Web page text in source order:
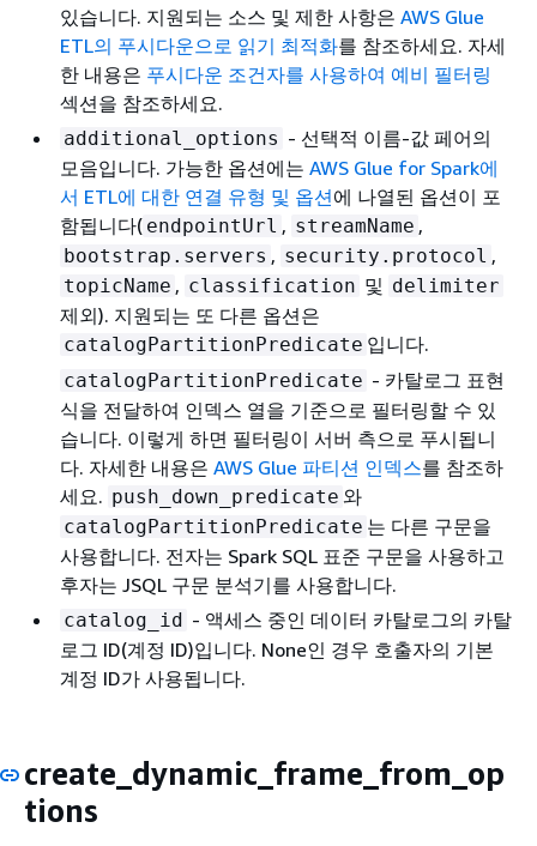
있습니다. 지원되는 소스 및 제한 사항은 AWS Glue
ETL의 푸시다운으로 읽기 최적화를 참조하세요. 자세
한 내용은 푸시다운 조건자를 사용하여 예비 필터링
섹션을 참조하세요.
additional_options - 선택적 이름-값 페어의
모음입니다. 가능한 옵션에는 AWS Glue for Spark에
서 ETL에 대한 연결 유형 및 옵션에 나열된 옵션이 포
함됩니다( endpointUrl , streamName ,
bootstrap.servers , security.protocol ,
topicName , classification 및 delimiter
제외). 지원되는 또 다른 옵션은
catalogPartitionPredicate 입니다.
catalogPartitionPredicate - 카탈로그 표현
식을 전달하여 인덱스 열을 기준으로 필터링할 수 있
습니다. 이렇게 하면 필터링이 서버 측으로 푸시됩니
다. 자세한 내용은 AWS Glue 파티션 인덱스를 참조하
세요. push_down_predicate 와
catalogPartitionPredicate 는 다른 구문을
사용합니다. 전자는 Spark SQL 표준 구문을 사용하고
후자는 JSQL 구문 분석기를 사용합니다.
catalog_id - 액세스 중인 데이터 카탈로그의 카탈
로그 ID(계정 ID)입니다. None인 경우 호출자의 기본
계정 ID가 사용됩니다.
create_dynamic_frame_from_op
tions